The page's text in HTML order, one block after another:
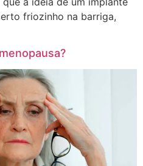
friozinho na barriga,